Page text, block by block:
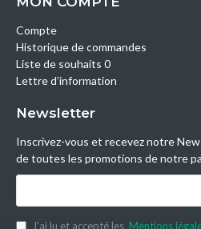
Compte
Historique de commandes
Liste de souhaits 0
Lettre d’information
Newsletter
Inscrivez-vous et recevez notre
de toutes les promotions de notre
J’ai lu et accepté les Mentions